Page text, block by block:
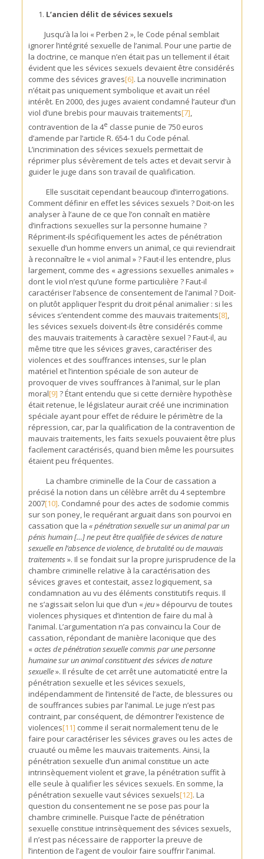
L’ancien délit de sévices sexuels
Jusqu’à la loi « Perben 2 », le Code pénal semblait
ignorer l’intégrité sexuelle de l’animal. Pour une partie de
la doctrine, ce manque n’en était pas un tellement il était
évident que les sévices sexuels devaient être considérés
comme des sévices graves[6]. La nouvelle incrimination
n’était pas uniquement symbolique et avait un réel
intérêt. En 2000, des juges avaient condamné l’auteur d’un
viol d’une brebis pour mauvais traitements[7],
contravention de la 4e classe punie de 750 euros
d’amende par l’article R. 654-1 du Code pénal.
L’incrimination des sévices sexuels permettait de
réprimer plus sévèrement de tels actes et devait servir à
guider le juge dans son travail de qualification.
Elle suscitait cependant beaucoup d’interrogations.
Comment définir en effet les sévices sexuels ? Doit-on les
analyser à l’aune de ce que l’on connaît en matière
d’infractions sexuelles sur la personne humaine ?
Répriment-ils spécifiquement les actes de pénétration
sexuelle d’un homme envers un animal, ce qui reviendrait
à reconnaître le « viol animal » ? Faut-il les entendre, plus
largement, comme des « agressions sexuelles animales »
dont le viol n’est qu’une forme particulière ? Faut-il
caractériser l’absence de consentement de l’animal ? Doit-
on plutôt appliquer l’esprit du droit pénal animalier : si les
sévices s’entendent comme des mauvais traitements[8],
les sévices sexuels doivent-ils être considérés comme
des mauvais traitements à caractère sexuel ? Faut-il, au
même titre que les sévices graves, caractériser des
violences et des souffrances intenses, sur le plan
matériel et l’intention spéciale de son auteur de
provoquer de vives souffrances à l’animal, sur le plan
moral[9] ? Étant entendu que si cette dernière hypothèse
était retenue, le législateur aurait créé une incrimination
spéciale ayant pour effet de réduire le périmètre de la
répression, car, par la qualification de la contravention de
mauvais traitements, les faits sexuels pouvaient être plus
facilement caractérisés, quand bien même les poursuites
étaient peu fréquentes.
La chambre criminelle de la Cour de cassation a
précisé la notion dans un célèbre arrêt du 4 septembre
2007[10]. Condamné pour des actes de sodomie commis
sur son poney, le requérant arguait dans son pourvoi en
cassation que la « pénétration sexuelle sur un animal par un
pénis humain […] ne peut être qualifiée de sévices de nature
sexuelle en l’absence de violence, de brutalité ou de mauvais
traitements». Il se fondait sur la propre jurisprudence de la
chambre criminelle relative à la caractérisation des
sévices graves et contestait, assez logiquement, sa
condamnation au vu des éléments constitutifs requis. Il
ne s’agissait selon lui que d’un «jeu» dépourvu de toutes
violences physiques et d’intention de faire du mal à
l’animal. L’argumentation n’a pas convaincu la Cour de
cassation, répondant de manière laconique que des
«actes de pénétration sexuelle commis par une personne
humaine sur un animal constituent des sévices de nature
sexuelle». Il résulte de cet arrêt une automaticité entre la
pénétration sexuelle et les sévices sexuels,
indépendamment de l’intensité de l’acte, de blessures ou
de souffrances subies par l’animal. Le juge n’est pas
contraint, par conséquent, de démontrer l’existence de
violences[11] comme il serait normalement tenu de le
faire pour caractériser les sévices graves ou les actes de
cruauté ou même les mauvais traitements. Ainsi, la
pénétration sexuelle d’un animal constitue un acte
intrinsèquement violent et grave, la pénétration suffit à
elle seule à qualifier les sévices sexuels. En somme, la
pénétration sexuelle vaut sévices sexuels[12]. La
question du consentement ne se pose pas pour la
chambre criminelle. Puisque l’acte de pénétration
sexuelle constitue intrinsèquement des sévices sexuels,
il n’est pas nécessaire de rapporter la preuve de
l’intention de l’agent de vouloir faire souffrir l’animal.